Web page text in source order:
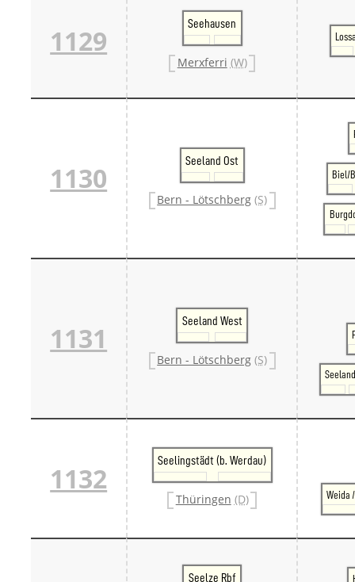
1129
Seehausen
Merxferri (W)
1130
Seeland Ost
Bern - Lötschberg (S)
Biel/
1131
Seeland West
Bern - Lötschberg (S)
1132
Seelingstädt (b. Werdau)
Thüringen (D) Weida
Seelze Rbf